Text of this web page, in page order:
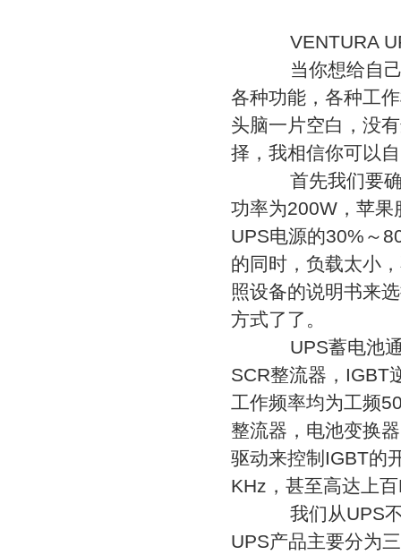
VENTURA
当你想给自己
各种功能，各种工
头脑一片空白，没
择，我相信你可以
首先我们要确
功率为200W，苹果
UPS电源的30%～
的同时，负载太小
照设备的说明书来
方式了了。
UPS蓄电池通
SCR整流器，IGBT
工作频率均为工频
整流器，电池变换
驱动来控制IGBT的
KHz，甚至高达上
我们从UPS不
UPS产品主要分为